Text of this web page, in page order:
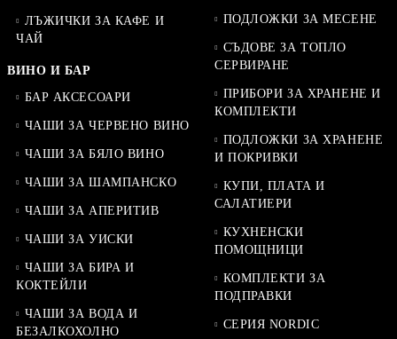
ЛЪЖИЧКИ ЗА КАФЕ И
ЧАЙ
ВИНО И БАР
БАР АКСЕСОАРИ
ЧАШИ ЗА ЧЕРВЕНО ВИНО
ЧАШИ ЗА БЯЛО ВИНО
ЧАШИ ЗА ШАМПАНСКО
ЧАШИ ЗА АПЕРИТИВ
ЧАШИ ЗА УИСКИ
ЧАШИ ЗА БИРА И
КОКТЕЙЛИ
ЧАШИ ЗА ВОДА И
БЕЗАЛКОХОЛНО
ПОДЛОЖКИ ЗА МЕСЕНЕ
СЪДОВЕ ЗА ТОПЛО
СЕРВИРАНЕ
ПРИБОРИ ЗА ХРАНЕНЕ И
КОМПЛЕКТИ
ПОДЛОЖКИ ЗА ХРАНЕНЕ
И ПОКРИВКИ
КУПИ, ПЛАТА И
САЛАТИЕРИ
КУХНЕНСКИ
ПОМОЩНИЦИ
КОМПЛЕКТИ ЗА
ПОДПРАВКИ
СЕРИЯ NORDIC